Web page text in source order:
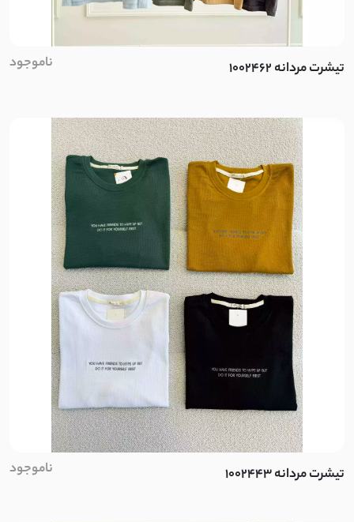
تیشرت مردانه 1002462 ناموجود
تیشرت مردانه 1002443 ناموجود